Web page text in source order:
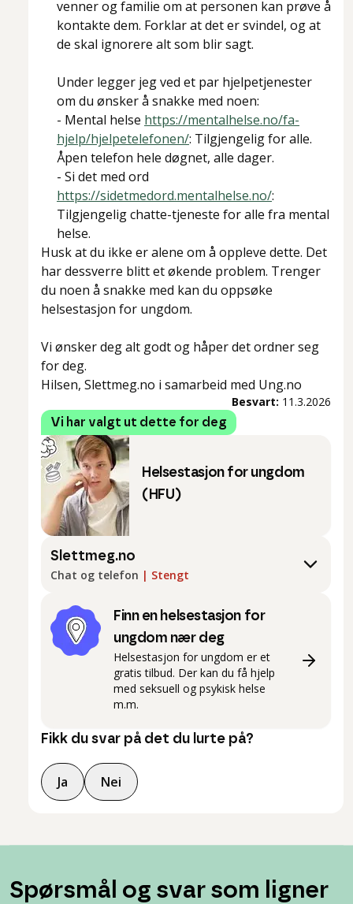
venner og familie om at personen kan prøve å
kontakte dem. Forklar at det er svindel, og at
de skal ignorere alt som blir sagt.
Under legger jeg ved et par hjelpetjenester
om du ønsker å snakke med noen:
- Mental helse https://mentalhelse.no/fa-
hjelp/hjelpetelefonen/: Tilgjengelig for alle.
Åpen telefon hele døgnet, alle dager.
- Si det med ord
https://sidetmedord.mentalhelse.no/:
Tilgjengelig chatte-tjeneste for alle fra mental
helse.
Husk at du ikke er alene om å oppleve dette. Det
har dessverre blitt et økende problem. Trenger
du noen å snakke med kan du oppsøke
helsestasjon for ungdom.
Vi ønsker deg alt godt og håper det ordner seg
for deg.
Hilsen, Slettmeg.no i samarbeid med Ung.no
Besvart: 11.3.2026
Vi har valgt ut dette for deg
Helsestasjon for ungdom
(HFU)
Slettmeg.no
Chat og telefon | Stengt
Finn en helsestasjon for
ungdom nær deg
Helsestasjon for ungdom er et
gratis tilbud. Der kan du få hjelp
med seksuell og psykisk helse
m.m.
Fikk du svar på det du lurte på?
Ja Nei
Spørsmål og svar som ligner